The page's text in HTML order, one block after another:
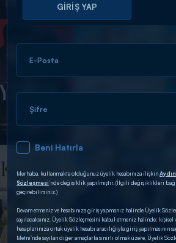
ARAMA SONUÇLARI
DİĞER SONUÇLAR
GİRİŞ YAP
E-Posta
Şifre
Beni Hatırla
Merhaba, kullanmakta olduğunuz üyelik hesabınıza ilişkin
Sözleşmesi’nde değişiklik yapılmıştır. (İlgili değişiklikleri
geçirebilirsiniz.)
Devam etmeniz ve hesabınıza giriş yapmanız halinde Üyelik
sayılacaksınız. Üyelik Sözleşmesini kabul etmeniz halinde;
hesaplarınıza ortak üyelik hesabı aracılığıyla giriş yapılmasının
Metni’nde sayılan diğer amaçlarla sınırlı olmak üzere, Üyelik